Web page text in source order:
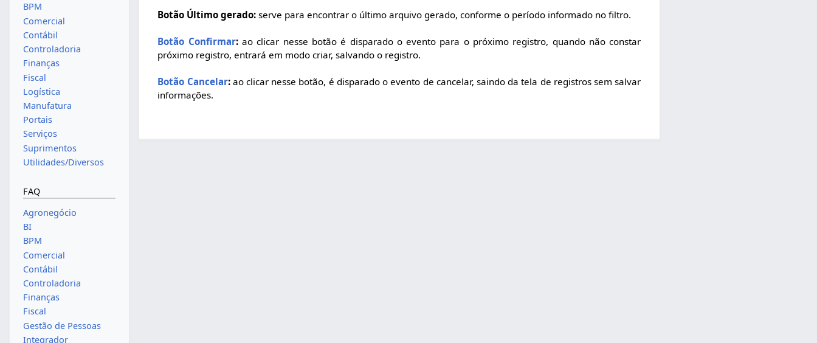
Botão Último gerado: serve para encontrar o último arquivo gerado, conforme o período informado no filtro.
Botão Confirmar:ao clicar nesse botão é disparado o evento para o próximo registro, quando não constar
próximo registro, entrará em modo criar, salvando o registro.
Botão Cancelar:ao clicar nesse botão, é disparado o evento de cancelar, saindo da tela de registros sem salvar
informações.
BPM
Comercial
Contábil
Controladoria
Finanças
Fiscal
Logística
Manufatura
Portais
Serviços
Suprimentos
Utilidades/Diversos
FAQ
Agronegócio
BI
BPM
Comercial
Contábil
Controladoria
Finanças
Fiscal
Gestão de Pessoas
Integrador